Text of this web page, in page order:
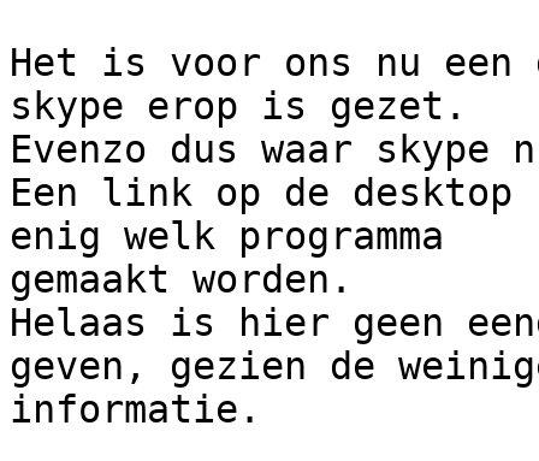
Het is voor ons nu een
skype erop is gezet.
Evenzo dus waar skype
Een link op de desktop
enig welk programma
gemaakt worden.
Helaas is hier geen
geven, gezien de
informatie.